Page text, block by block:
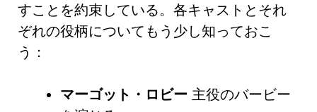
すことを約束している。各キャストとそれ
ぞれの役柄についてもう少し知っておこ
う：
マーゴット・ロビー 主役のバービー